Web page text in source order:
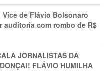
Vice de Flávio Bolsonaro
auditoria com rombo de R$
JORNALISTAS DA
FLÁVIO HUMILHA